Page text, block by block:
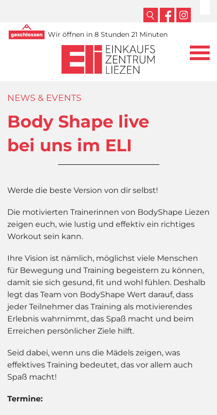
Wir öffnen in 8 Stunden 21 Minuten
NEWS & EVENTS
Body Shape live
bei uns im ELI
Werde die beste Version von dir selbst!
Die motivierten Trainerinnen von BodyShape Liezen
zeigen euch, wie lustig und effektiv ein richtiges
Workout sein kann.
Ihre Vision ist nämlich, möglichst viele Menschen
für Bewegung und Training begeistern zu können,
damit sie sich gesund, fit und wohl fühlen. Deshalb
legt das Team von BodyShape Wert darauf, dass
jeder Teilnehmer das Training als motivierendes
Erlebnis wahrnimmt, das Spaß macht und beim
Erreichen persönlicher Ziele hilft.
Seid dabei, wenn uns die Mädels zeigen, was
effektives Training bedeutet, das vor allem auch
Spaß macht!
Termine: